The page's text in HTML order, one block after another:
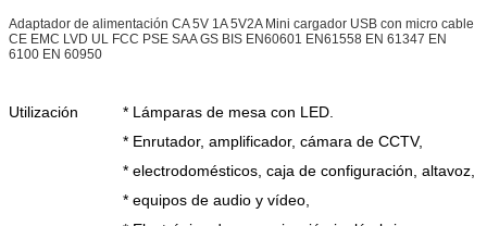
Adaptador de alimentación CA 5V 1A 5V2A Mini cargador USB con micro cable
CE EMC LVD UL FCC PSE SAA GS BIS EN60601 EN61558 EN 61347 EN
6100 EN 60950
Utilización
* Lámparas de mesa con LED.
* Enrutador, amplificador, cámara de CCTV,
* electrodomésticos, caja de configuración, altavoz,
* equipos de audio y vídeo,